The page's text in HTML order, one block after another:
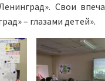
Свои
– глазами детей».